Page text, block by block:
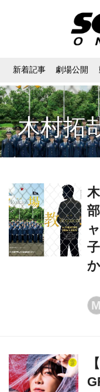
新着記事 劇場公開
木村拓
M